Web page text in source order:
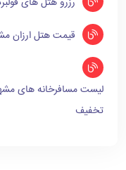
قیمت هتل ارزان
تخفیف